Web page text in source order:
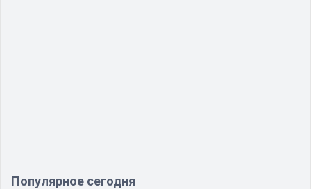
Популярное сегодня